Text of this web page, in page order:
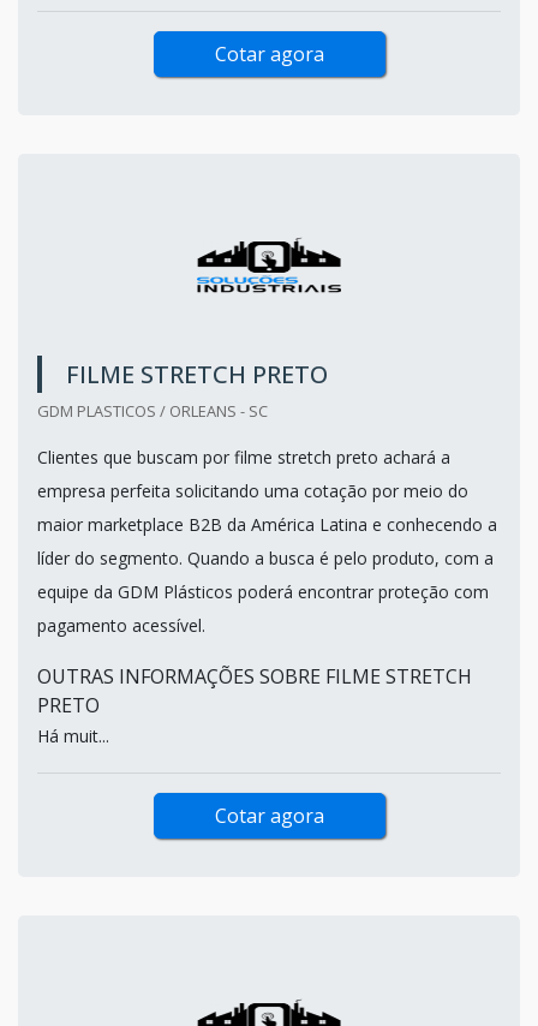
Cotar agora
FILME STRETCH PRETO
GDM PLASTICOS / ORLEANS - SC
Clientes que buscam por filme stretch preto achará a
empresa perfeita solicitando uma cotação por meio do
maior marketplace B2B da América Latina e conhecendo a
líder do segmento. Quando a busca é pelo produto, com a
equipe da GDM Plásticos poderá encontrar proteção com
pagamento acessível.
OUTRAS INFORMAÇÕES SOBRE FILME STRETCH
PRETO
Há muit...
Cotar agora